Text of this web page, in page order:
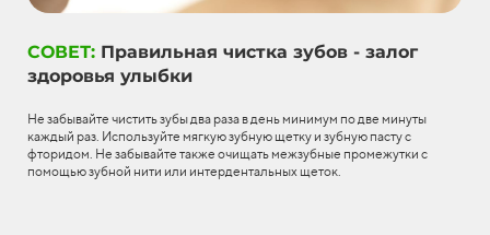
СОВЕТ: Правильная чистка зубов - залог
здоровья улыбки
Не забывайте чистить зубы два раза в день минимум по две минуты
каждый раз. Используйте мягкую зубную щетку и зубную пасту с
фторидом. Не забывайте также очищать межзубные промежутки с
помощью зубной нити или интердентальных щеток.